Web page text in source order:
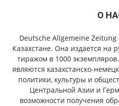
О
Deutsche Allgemeine Zeitung
Казахстане. Она издается на
тиражом в 1000
являются казахстанско-
политики, культуры и
Центральной Азии и
возможности получения